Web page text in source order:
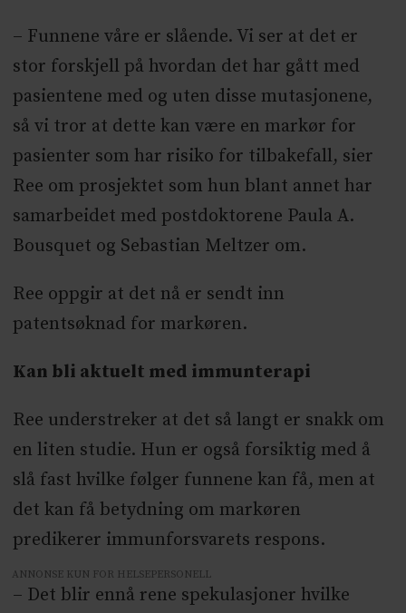
– Funnene våre er slående. Vi ser at det er
stor forskjell på hvordan det har gått med
pasientene med og uten disse mutasjonene,
så vi tror at dette kan være en markør for
pasienter som har risiko for tilbakefall, sier
Ree om prosjektet som hun blant annet har
samarbeidet med postdoktorene Paula A.
Bousquet og Sebastian Meltzer om.
Ree oppgir at det nå er sendt inn
patentsøknad for markøren.
Kan bli aktuelt med immunterapi
Ree understreker at det så langt er snakk om
en liten studie. Hun er også forsiktig med å
slå fast hvilke følger funnene kan få, men at
det kan få betydning om markøren
predikerer immunforsvarets respons.
ANNONSE KUN FOR HELSEPERSONELL
– Det blir ennå rene spekulasjoner hvilke